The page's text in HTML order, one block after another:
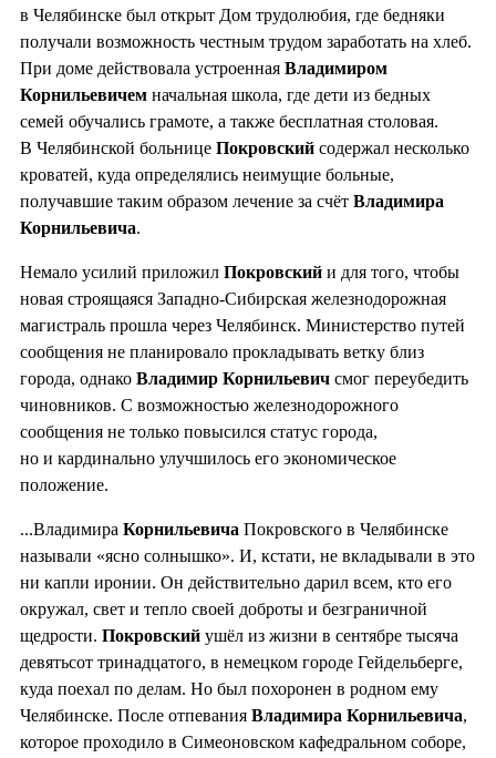
в Челябинске был открыт Дом трудолюбия, где бедняки
получали возможность честным трудом заработать на хлеб.
При доме действовала устроенная Владимиром
Корнильевичем начальная школа, где дети из бедных
семей обучались грамоте, а также бесплатная столовая.
В Челябинской больнице Покровский содержал несколько
кроватей, куда определялись неимущие больные,
получавшие таким образом лечение за счёт Владимира
Корнильевича.
Немало усилий приложил Покровский и для того, чтобы
новая строящаяся Западно-Сибирская железнодорожная
магистраль прошла через Челябинск. Министерство путей
сообщения не планировало прокладывать ветку близ
города, однако Владимир Корнильевич смог переубедить
чиновников. С возможностью железнодорожного
сообщения не только повысился статус города,
но и кардинально улучшилось его экономическое
положение.
...Владимира Корнильевича Покровского в Челябинске
называли «ясно солнышко». И, кстати, не вкладывали в это
ни капли иронии. Он действительно дарил всем, кто его
окружал, свет и тепло своей доброты и безграничной
щедрости. Покровский ушёл из жизни в сентябре тысяча
девятьсот тринадцатого, в немецком городе Гейдельберге,
куда поехал по делам. Но был похоронен в родном ему
Челябинске. После отпевания Владимира Корнильевича,
которое проходило в Симеоновском кафедральном соборе,